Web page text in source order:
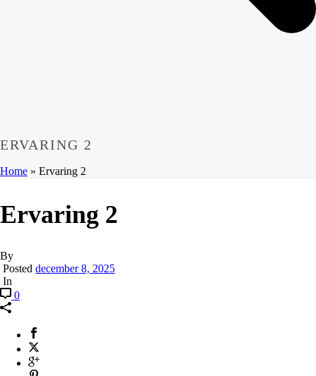
ERVARING 2
Home » Ervaring 2
Ervaring 2
By
Posted december 8, 2025
In
0